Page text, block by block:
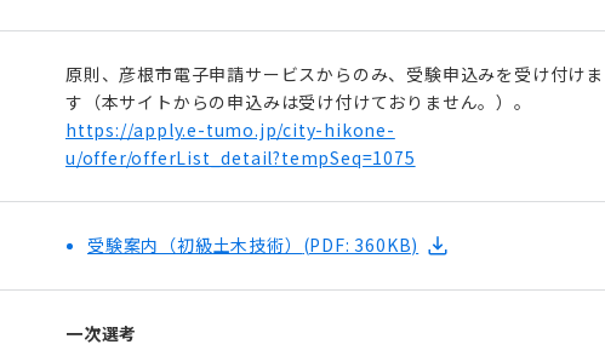
原則、彦根市電⼦申請サービスからのみ、受験申込みを受け付けま
す（本サイトからの申込みは受け付けておりません。）。
https://apply.e-tumo.jp/city-hikone-
u/offer/offerList_detail?tempSeq=1075
受験案内（初級土木技術） (PDF: 360KB)
一次選考